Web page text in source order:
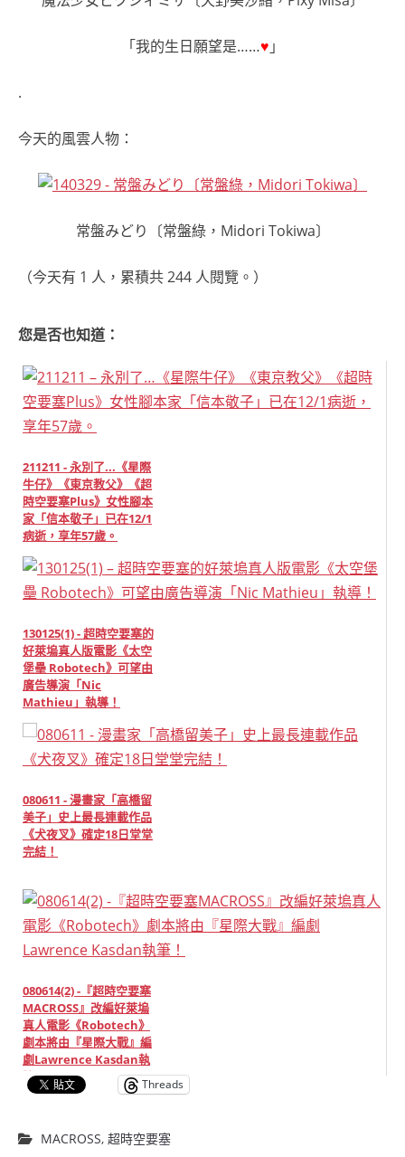
「我的生日願望是……♥ 」
.
今天的風雲人物：
常盤みどり〔常盤綠，Midori Tokiwa〕
（今天有 1 人，累積共 244 人閱覽。）
您是否也知道：
211211 - 永別了...《星際
牛仔》《東京教父》《超
時空要塞Plus》女性腳本
家「信本敬子」已在12/1
病逝，享年57歲。
130125(1) - 超時空要塞的
好萊塢真人版電影《太空
堡壘 Robotech》可望由
廣告導演「Nic
Mathieu」執導！
080611 - 漫畫家「高橋留
美子」史上最長連載作品
《犬夜叉》確定18日堂堂
完結！
080614(2) -『超時空要塞
MACROSS』改編好萊塢
真人電影《Robotech》
劇本將由『星際大戰』編
劇Lawrence Kasdan執
筆！
Threads
MACROSS, 超時空要塞